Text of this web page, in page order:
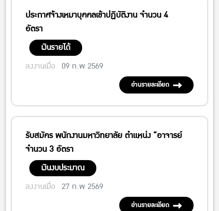
ประกาศจ้างเหมาบุคคลเข้าปฏิบัติงาน จำนวน 4
อัตรา
เงินรายได้
ลงงานเมื่อ 09 ก.พ 2569
อ่านรายละเอียด
รับสมัคร พนักงานมหาวิทยาลัย ตำแหน่ง “อาจารย์
จำนวน 3 อัตรา
เงินงบประมาณ
ลงงานเมื่อ 27 ก.พ 2569
อ่านรายละเอียด